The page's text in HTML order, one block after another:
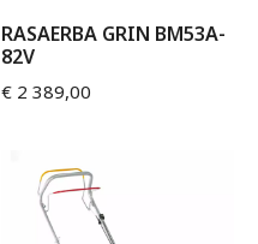
RASAERBA GRIN BM53A-
82V
€ 2 389,00